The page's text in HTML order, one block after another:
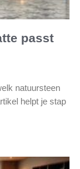
passt
natuursteen
helpt je stap